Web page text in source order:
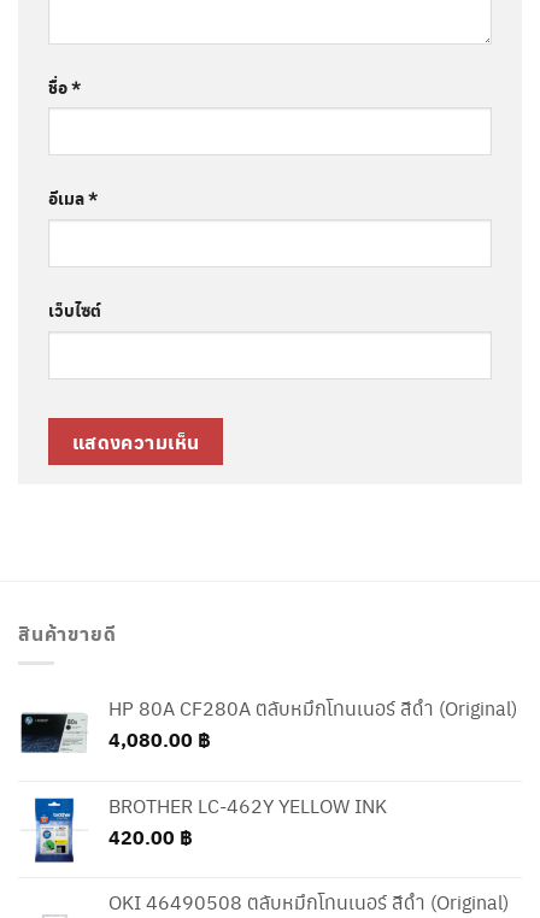
ชื่อ*
อีเมล*
เว็บไซต์
สินค้าขายดี
HP 80A CF280A ตลับหมึกโทนเนอร์ สีดำ (Original)
4,080.00 ฿
BROTHER LC-462Y YELLOW INK
420.00 ฿
OKI 46490508 ตลับหมึกโทนเนอร์ สีดำ (Original)